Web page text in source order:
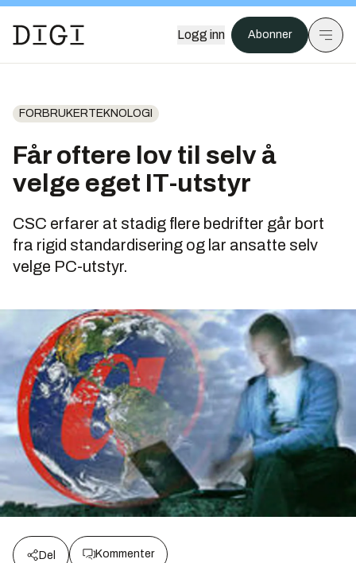
Logg inn Abonner
FORBRUKERTEKNOLOGI
Får oftere lov til selv å
velge eget IT-utstyr
CSC erfarer at stadig flere bedrifter går bort
fra rigid standardisering og lar ansatte selv
velge PC-utstyr.
Del Kommenter